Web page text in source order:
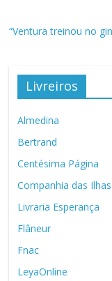
“Ventura treinou no
Livreiros
Almedina
Bertrand
Centésima Página
Companhia das
Livraria Esperança
Flâneur
Fnac
LeyaOnline